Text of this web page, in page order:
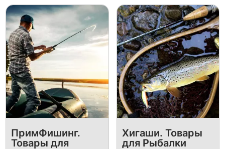
ПримФишинг.
Товары для
Хигаши. Товары
для Рыбалки